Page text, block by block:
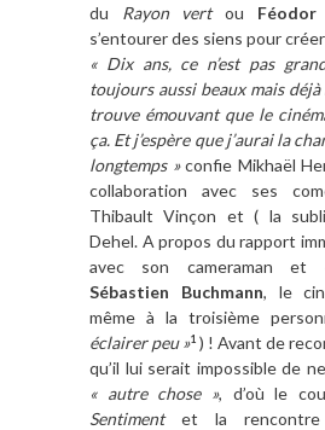
du Rayon vertou
s’entourer des siens pour
« Dix ans, ce n’est pas
toujours aussi beaux mais
trouve émouvant que le
ça. Et j’espère que j’aurai la
longtemps »confie Mikhaël
collaboration avec ses
Thibault Vinçon et ( la
Dehel. A propos du rapport
avec son cameraman et
Sébastien Buchmann, le
même à la troisième
éclairer peu »1 ) ! Avant de
qu’il lui serait impossible de
« autre chose », d’où le
Sentimentet la rencontre